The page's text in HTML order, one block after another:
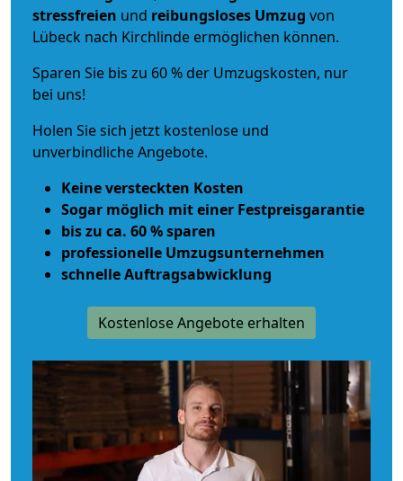
stressfreien und reibungsloses Umzug von
Lübeck nach Kirchlinde ermöglichen können.
Sparen Sie bis zu 60 % der Umzugskosten, nur
bei uns!
Holen Sie sich jetzt kostenlose und
unverbindliche Angebote.
Keine versteckten Kosten
Sogar möglich mit einer Festpreisgarantie
bis zu ca. 60 % sparen
professionelle Umzugsunternehmen
schnelle Auftragsabwicklung
Kostenlose Angebote erhalten